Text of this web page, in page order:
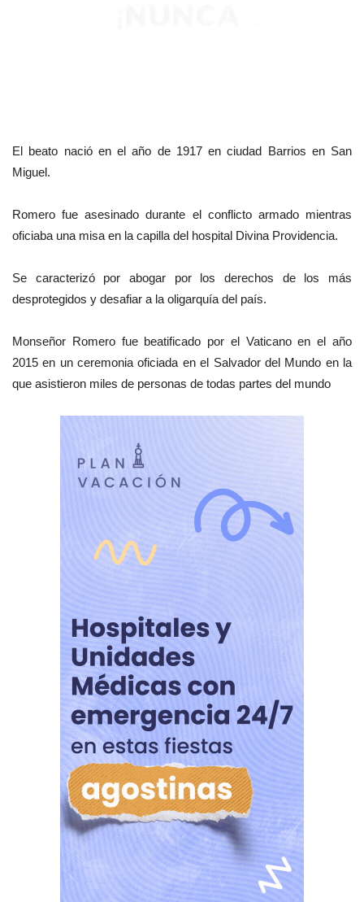
El beato nació en el año de 1917 en ciudad Barrios en San
Miguel.
Romero fue asesinado durante el conflicto armado mientras
oficiaba una misa en la capilla del hospital Divina Providencia.
Se caracterizó por abogar por los derechos de los más
desprotegidos y desafiar a la oligarquía del país.
Monseñor Romero fue beatificado por el Vaticano en el año
2015 en un ceremonia oficiada en el Salvador del Mundo en la
que asistieron miles de personas de todas partes del mundo